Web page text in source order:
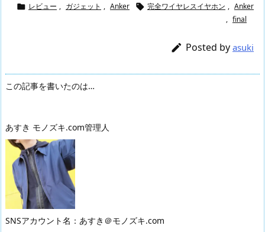
 レビュー , ガジェット , Anker  完全ワイヤレスイヤホン , Anker
, final
 Posted by asuki
この記事を書いたのは…
あすき モノズキ.com管理人
SNSアカウント名：あすき＠モノズキ.com